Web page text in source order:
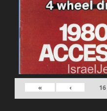
16
›
»